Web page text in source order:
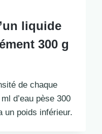
liquide
300 g
de chaque
d’eau pèse 300
un poids inférieur.